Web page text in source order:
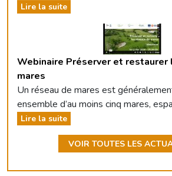
Lire la suite
Webinaire Préserver et restaurer
mares
Un réseau de mares est
ensemble d’au moins cinq mares,
Lire la suite
VOIR TOUTES LES